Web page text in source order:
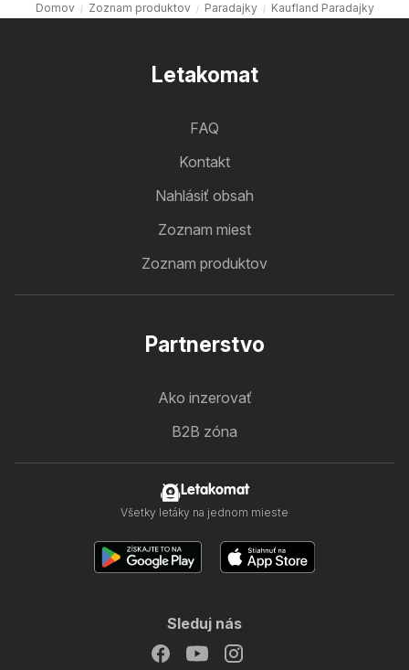
Domov Zoznam produktov Paradajky Kaufland Paradajky
Letakomat
FAQ
Kontakt
Nahlásiť obsah
Zoznam miest
Zoznam produktov
Partnerstvo
Ako inzerovať
B2B zóna
Letakomat
Všetky letáky na jednom mieste
Sleduj nás